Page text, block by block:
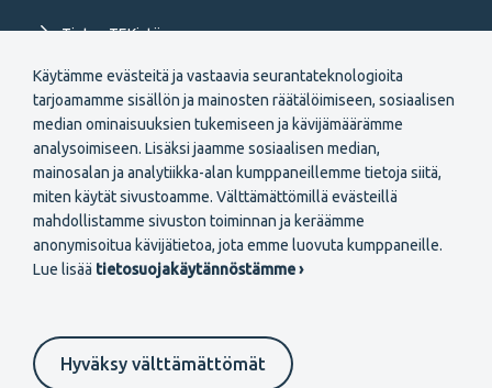
Käytämme evästeitä ja vastaavia seurantateknologioita
tarjoamamme sisällön ja mainosten räätälöimiseen, sosiaalisen
median ominaisuuksien tukemiseen ja kävijämäärämme
analysoimiseen. Lisäksi jaamme sosiaalisen median,
mainosalan ja analytiikka-alan kumppaneillemme tietoja siitä,
miten käytät sivustoamme. Välttämättömillä evästeillä
mahdollistamme sivuston toiminnan ja keräämme
anonymisoitua kävijätietoa, jota emme luovuta kumppaneille.
Lue lisää tietosuojakäytännöstämme ›
Hyväksy välttämättömät
Tietoa TEKistä
Extranet
Secondary
FI
Liity jäseneksi
Suomeksi In English På svenska